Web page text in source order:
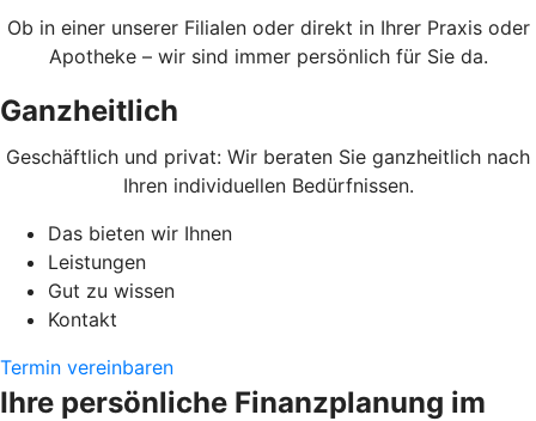
Ob in einer unserer Filialen oder direkt in Ihrer Praxis oder
Apotheke – wir sind immer persönlich für Sie da.
Ganzheitlich
Geschäftlich und privat: Wir beraten Sie ganzheitlich nach
Ihren individuellen Bedürfnissen.
Das bieten wir Ihnen
Leistungen
Gut zu wissen
Kontakt
Termin vereinbaren
Ihre persönliche Finanzplanung im